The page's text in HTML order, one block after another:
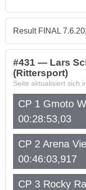
Result FINAL
#431 — Lars
(Rittersport)
Seite aktualisiert sich
CP 1 Gmoto
00:28:53,03
CP 2 Arena
00:46:03,917
CP 3 Rocky